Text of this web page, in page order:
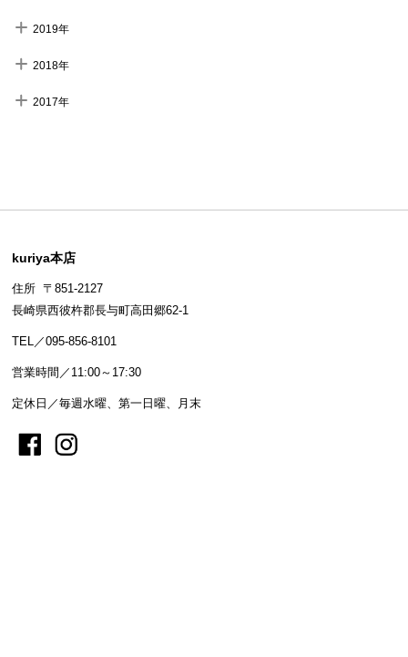
2019年
2018年
2017年
kuriya本店
住所 〒851-2127
長崎県西彼杵郡長与町高田郷62-1
TEL／095-856-8101
営業時間／11:00～17:30
定休日／毎週水曜、第一日曜、月末